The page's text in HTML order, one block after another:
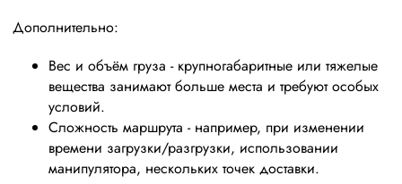
Дополнительно:
Вес и объём груза - крупногабаритные или тяжелые
вещества занимают больше места и требуют особых
условий.
Сложность маршрута - например, при изменении
времени загрузки/разгрузки, использовании
манипулятора, нескольких точек доставки.